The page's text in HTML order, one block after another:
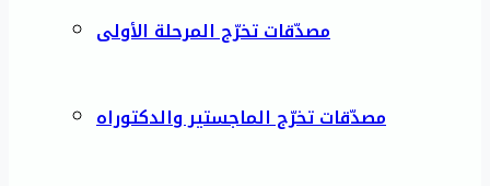
مصدّقات تخرّج المرحلة الأولى
مصدّقات تخرّج الماجستير والدكتوراه